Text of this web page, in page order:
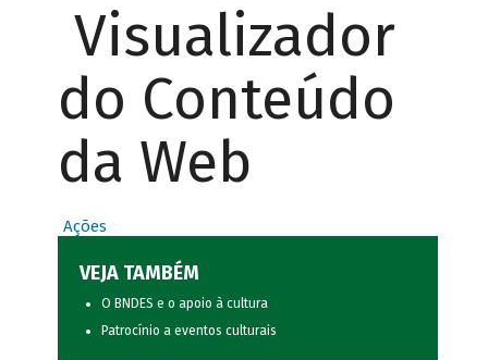
Visualizador
do Conteúdo
da Web
Ações
VEJA TAMBÉM
O BNDES e o apoio à cultura
Patrocínio a eventos culturais